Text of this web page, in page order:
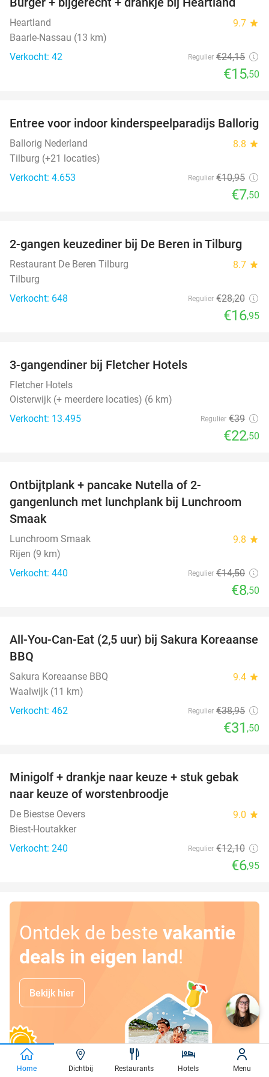
36%
Heartland 9.7 star
Baarle-Nassau (13 km)
Verkocht: 42
Regulier €24,15
€15,50
32%
Entree voor indoor kinderspeelparadijs Ballorig
Ballorig Nederland 8.8 star
Tilburg (+21 locaties)
Verkocht: 4.653
Regulier €10,95
€7,50
40%
2-gangen keuzediner bij De Beren in Tilburg
Restaurant De Beren Tilburg 8.7 star
Tilburg
Verkocht: 648
Regulier €28,20
€16,95
3-gangendiner bij Fletcher Hotels
Fletcher Hotels
Oisterwijk (+ meerdere locaties) (6 km)
Verkocht: 13.495
Regulier €39
€22,50
Ontbijtplank + pancake Nutella of 2-
gangenlunch met lunchplank bij Lunchroom
Smaak
Lunchroom Smaak 9.8 star
Rijen (9 km)
Verkocht: 440
Regulier €14,50
€8,50
19%
All-You-Can-Eat (2,5 uur) bij Sakura Koreaanse
BBQ
Sakura Koreaanse BBQ 9.4 star
Waalwijk (11 km)
Verkocht: 462
Regulier €38,95
€31 ,50
43%
Minigolf + drankje naar keuze + stuk gebak
naar keuze of worstenbroodje
De Biestse Oevers 9.0 star
Biest-Houtakker
Verkocht: 240
Regulier €12,10
€6,95
Ontdek de beste vakantie
deals in eigen land!
Bekijk hier
Home Dichtbij Restaurants Hotels Menu